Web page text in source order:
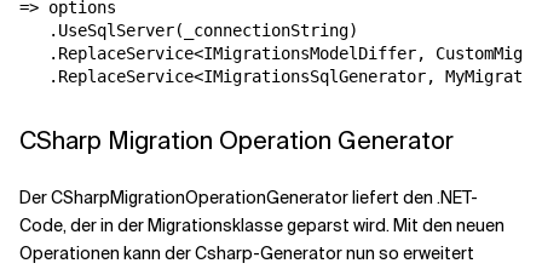
=> options
   .UseSqlServer(_connectionString)
.ReplaceService<IMigrationsModelDiffer,
.ReplaceService<IMigrationsSqlGenerator,
CSharp Migration Operation Generator
Der CSharpMigrationOperationGenerator liefert den .NET-
Code, der in der Migrationsklasse geparst wird. Mit den neuen
Operationen kann der Csharp-Generator nun so erweitert